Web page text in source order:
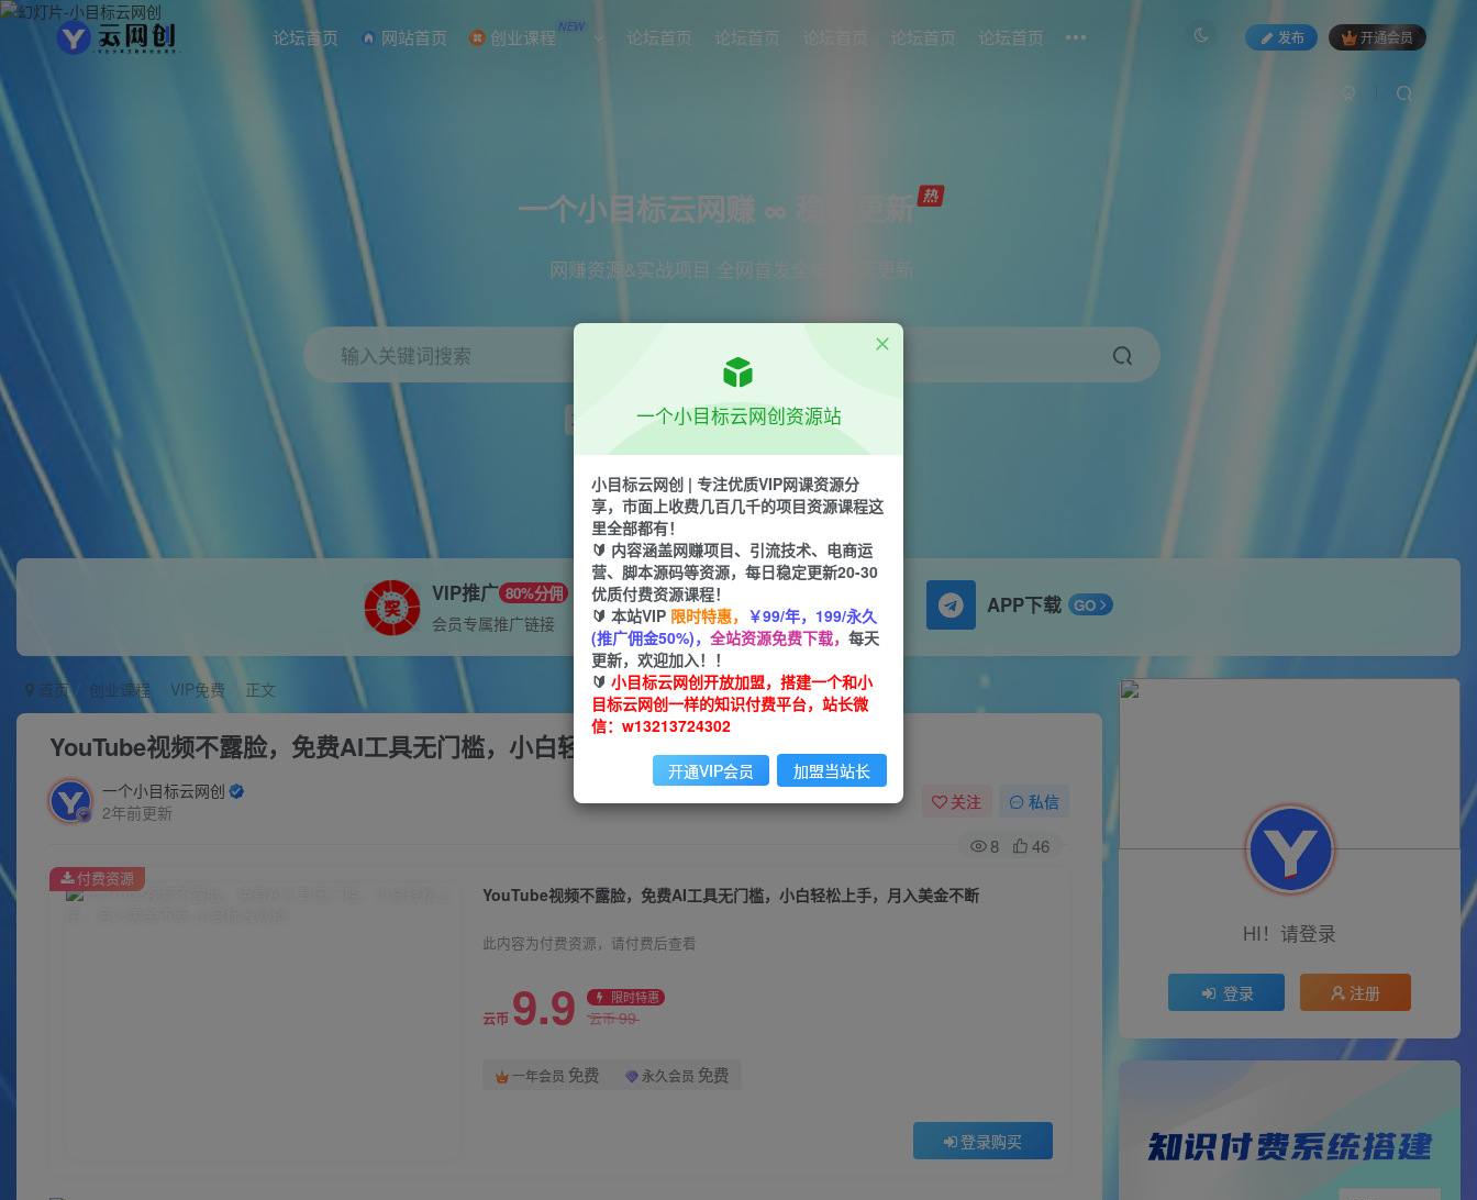
论坛首页 网站首页 创业课程 NEW 论坛首页 论坛首页 论坛首页 论坛首页 论坛首页 发布 开通会员
一个小目标云网赚 ∞ 稳定更新
网赚资源&实战项目 全网首发全年365天更新
输入关键词搜索
项目 引流 短视频 抖音 剪辑 小红书
VIP推广 80%分佣
会员专属推广链接
APP下载 GO
首页 创业课程 VIP免费 正文
YouTube视频不露脸，免费AI工具无门槛，小白轻松上手，月入美金不断
一个小目标云网创
2年前更新
关注 私信
8 46
YouTube视频不露脸，免费AI工具无门槛，小白轻松上手，月入美金不断
此内容为付费资源，请付费后查看
云币 9.9 限时特惠
云币99
一年会员 免费 永久会员 免费
登录购买
付费资源
HI！请登录
登录 注册
一个小目标云网创资源站
小目标云网创 | 专注优质VIP网课资源分
享，市面上收费几百几千的项目资源课程这
里全部都有！
🔰 内容涵盖网赚项目、引流技术、电商运
营、脚本源码等资源，每日稳定更新20-30
优质付费资源课程！
🔰 本站VIP 限时特惠， ￥99/年，199/永久
(推广佣金50%)， 全站资源免费下载， 每天
更新，欢迎加入！！
🔰 小目标云网创开放加盟，搭建一个和小
目标云网创一样的知识付费平台，站长微
信：w13213724302
开通VIP会员 加盟当站长